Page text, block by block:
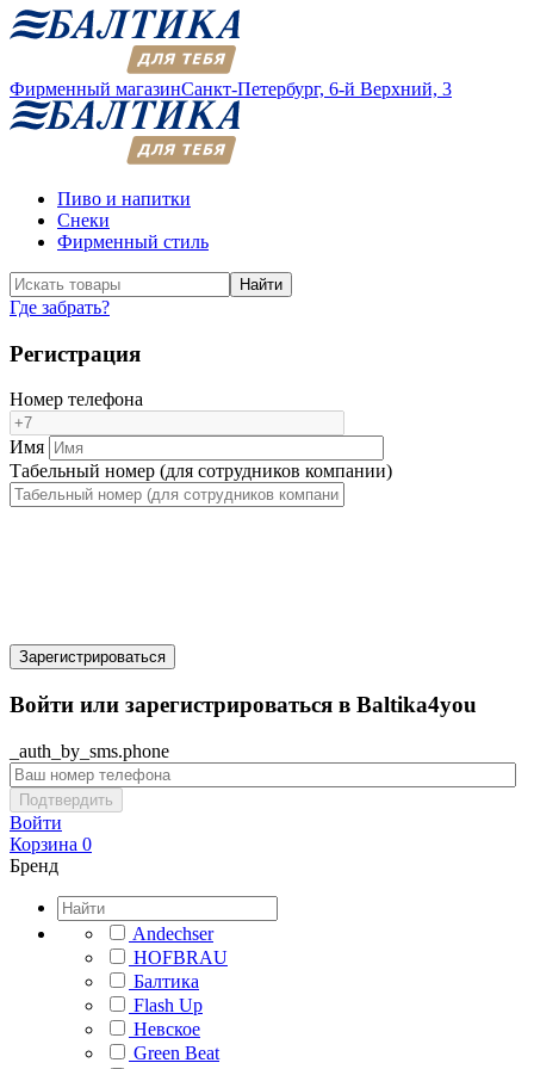
Фирменный магазинСанкт-Петербург, 6-й Верхний, 3
Пиво и напитки
Снеки
Фирменный стиль
Найти
Где забрать?
Регистрация
Номер телефона
Имя
Табельный номер (для сотрудников компании)
Зарегистрироваться
Войти или зарегистрироваться в Baltika4you
_auth_by_sms.phone
Подтвердить
Войти
Корзина 0
Бренд
Andechser
HOFBRAU
Балтика
Flash Up
Невское
Green Beat